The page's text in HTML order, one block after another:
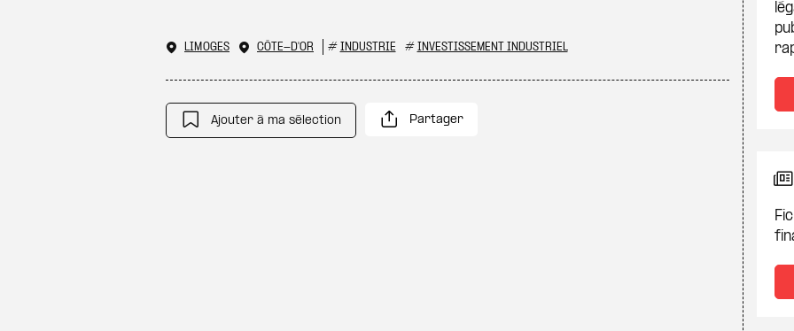
LIMOGES CÔTE-D'OR # INDUSTRIE # INVESTISSEMENT INDUSTRIEL
Ajouter à ma sélection Partager